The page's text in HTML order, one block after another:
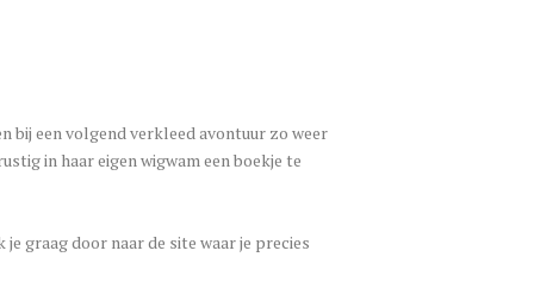
bij een volgend verkleed avontuur zo weer
in haar eigen wigwam een boekje te
graag door naar de site waar je precies